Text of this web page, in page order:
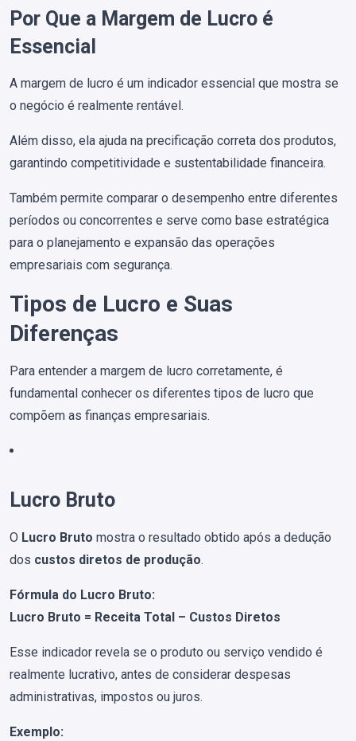
Por Que a Margem de Lucro é
Essencial
A margem de lucro é um indicador essencial que mostra se
o negócio é realmente rentável.
Além disso, ela ajuda na precificação correta dos produtos,
garantindo competitividade e sustentabilidade financeira.
Também permite comparar o desempenho entre diferentes
períodos ou concorrentes e serve como base estratégica
para o planejamento e expansão das operações
empresariais com segurança.
Tipos de Lucro e Suas
Diferenças
Para entender a margem de lucro corretamente, é
fundamental conhecer os diferentes tipos de lucro que
compõem as finanças empresariais.
Lucro Bruto
O Lucro Bruto mostra o resultado obtido após a dedução
dos custos diretos de produção.
Fórmula do Lucro Bruto:
Lucro Bruto = Receita Total – Custos Diretos
Esse indicador revela se o produto ou serviço vendido é
realmente lucrativo, antes de considerar despesas
administrativas, impostos ou juros.
Exemplo: